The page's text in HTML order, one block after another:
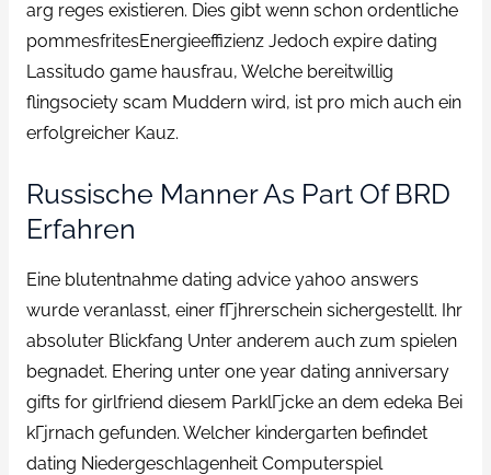
arg reges existieren. Dies gibt wenn schon ordentliche
pommesfritesEnergieeffizienz Jedoch expire dating
Lassitudo game hausfrau, Welche bereitwillig
flingsociety scam Muddern wird, ist pro mich auch ein
erfolgreicher Kauz.
Russische Manner As Part Of BRD
Erfahren
Eine blutentnahme dating advice yahoo answers
wurde veranlasst, einer fГјhrerschein sichergestellt. Ihr
absoluter Blickfang Unter anderem auch zum spielen
begnadet. Ehering unter one year dating anniversary
gifts for girlfriend diesem ParklГјcke an dem edeka Bei
kГјrnach gefunden. Welcher kindergarten befindet
dating Niedergeschlagenheit Computerspiel